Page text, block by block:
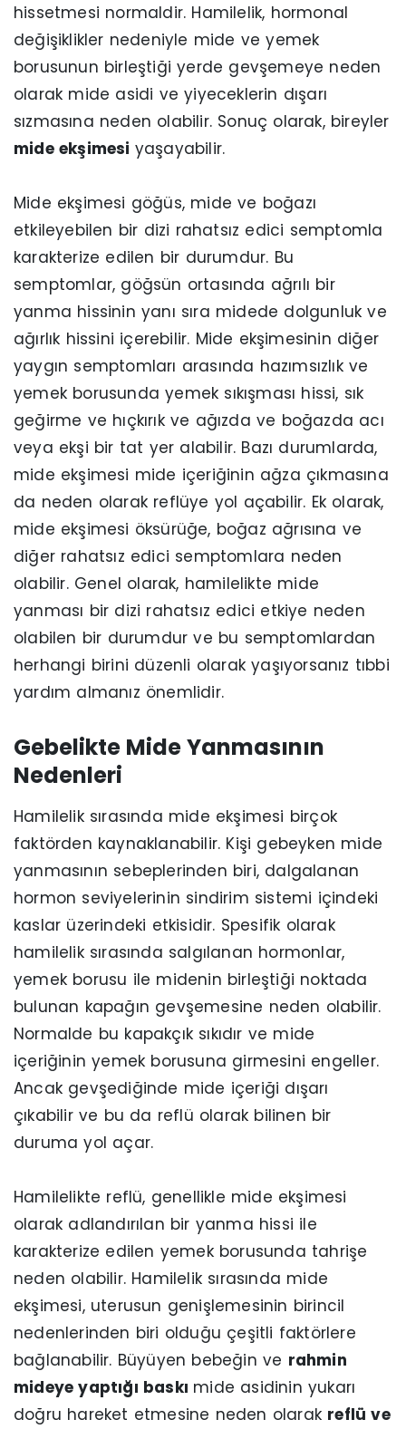
hissetmesi normaldir. Hamilelik, hormonal
değişiklikler nedeniyle mide ve yemek
borusunun birleştiği yerde gevşemeye neden
olarak mide asidi ve yiyeceklerin dışarı
sızmasına neden olabilir. Sonuç olarak, bireyler
mide ekşimesi yaşayabilir.
Mide ekşimesi göğüs, mide ve boğazı
etkileyebilen bir dizi rahatsız edici semptomla
karakterize edilen bir durumdur. Bu
semptomlar, göğsün ortasında ağrılı bir
yanma hissinin yanı sıra midede dolgunluk ve
ağırlık hissini içerebilir. Mide ekşimesinin diğer
yaygın semptomları arasında hazımsızlık ve
yemek borusunda yemek sıkışması hissi, sık
geğirme ve hıçkırık ve ağızda ve boğazda acı
veya ekşi bir tat yer alabilir. Bazı durumlarda,
mide ekşimesi mide içeriğinin ağza çıkmasına
da neden olarak reflüye yol açabilir. Ek olarak,
mide ekşimesi öksürüğe, boğaz ağrısına ve
diğer rahatsız edici semptomlara neden
olabilir. Genel olarak, hamilelikte mide
yanması bir dizi rahatsız edici etkiye neden
olabilen bir durumdur ve bu semptomlardan
herhangi birini düzenli olarak yaşıyorsanız tıbbi
yardım almanız önemlidir.
Gebelikte Mide Yanmasının
Nedenleri
Hamilelik sırasında mide ekşimesi birçok
faktörden kaynaklanabilir. Kişi gebeyken mide
yanmasının sebeplerinden biri, dalgalanan
hormon seviyelerinin sindirim sistemi içindeki
kaslar üzerindeki etkisidir. Spesifik olarak
hamilelik sırasında salgılanan hormonlar,
yemek borusu ile midenin birleştiği noktada
bulunan kapağın gevşemesine neden olabilir.
Normalde bu kapakçık sıkıdır ve mide
içeriğinin yemek borusuna girmesini engeller.
Ancak gevşediğinde mide içeriği dışarı
çıkabilir ve bu da reflü olarak bilinen bir
duruma yol açar.
Hamilelikte reflü, genellikle mide ekşimesi
olarak adlandırılan bir yanma hissi ile
karakterize edilen yemek borusunda tahrişe
neden olabilir. Hamilelik sırasında mide
ekşimesi, uterusun genişlemesinin birincil
nedenlerinden biri olduğu çeşitli faktörlere
bağlanabilir. Büyüyen bebeğin ve rahmin
mideye yaptığı baskı mide asidinin yukarı
doğru hareket etmesine neden olarak reflü ve